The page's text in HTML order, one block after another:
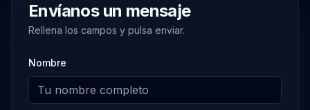
Envíanos un mensaje
Rellena los campos y pulsa enviar.
Nombre